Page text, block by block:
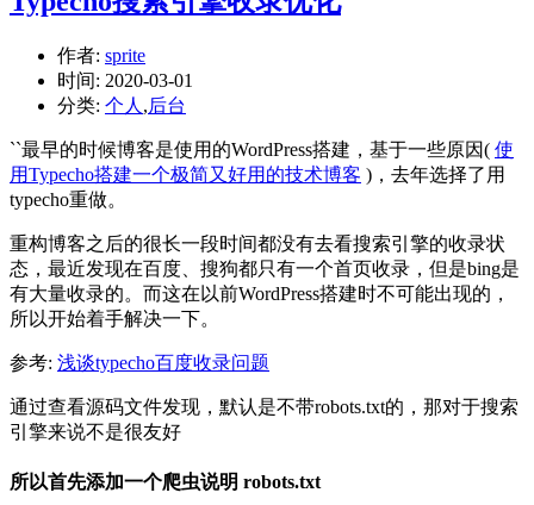
作者: sprite
时间: 2020-03-01
分类: 个人 ,后台
``最早的时候博客是使用的WordPress搭建，基于一些原因( 使
用Typecho搭建一个极简又好用的技术博客 )，去年选择了用
typecho重做。
重构博客之后的很长一段时间都没有去看搜索引擎的收录状
态，最近发现在百度、搜狗都只有一个首页收录，但是bing是
有大量收录的。而这在以前WordPress搭建时不可能出现的，
所以开始着手解决一下。
参考: 浅谈typecho百度收录问题
通过查看源码文件发现，默认是不带robots.txt的，那对于搜索
引擎来说不是很友好
所以首先添加一个爬虫说明 robots.txt